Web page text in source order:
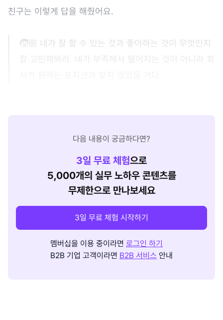
친구는 이렇게 답을 해줬어요.
🧒🏼 네가 잘 할 수 있는 것과 좋아하는 것이 무엇인지
잘 고민해봐라. 네가 부족해서 떨어지는 것이 아니라 회
다음 내용이 궁금하다면?
3일 무료 체험으로
5,000개의 실무 노하우 콘텐츠를
무제한으로 만나보세요
3일 무료 체험 시작하기
멤버십을 이용 중이라면 로그인 하기
B2B 기업 고객이라면 B2B 서비스 안내